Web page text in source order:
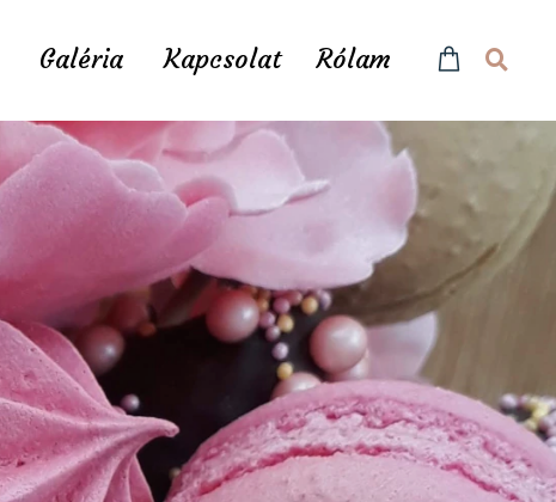
Galéria Kapcsolat Rólam